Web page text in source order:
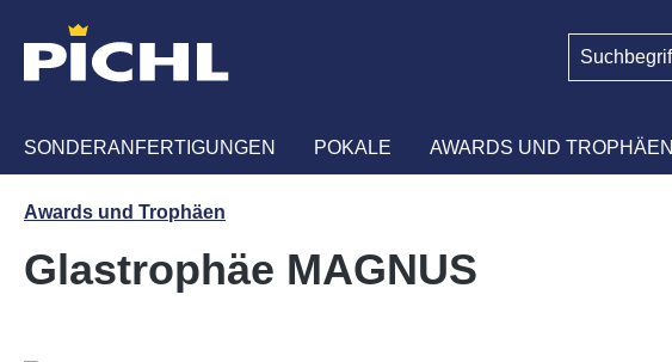
Hauptinhalt springen
Zur Suche springen
Zur Hauptnavigation springen
SONDERANFERTIGUNGEN POKALE AWARDS UND TROPHÄEN
Awards und Trophäen
Glastrophäe MAGNUS